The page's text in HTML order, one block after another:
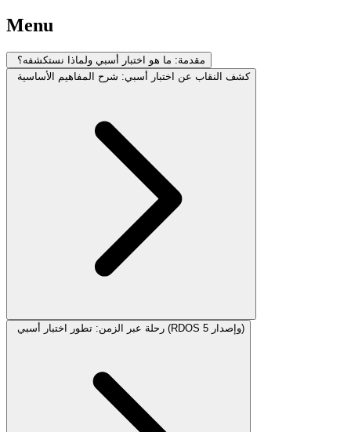
Menu
مقدمة: ما هو اختبار أسبي ولماذا نستكشفه؟
كشف النقاب عن اختبار أسبي: شرح المفاهيم الأساسية
رحلة عبر الزمن: تطور اختبار أسبي (RDOS وإصدار 5)